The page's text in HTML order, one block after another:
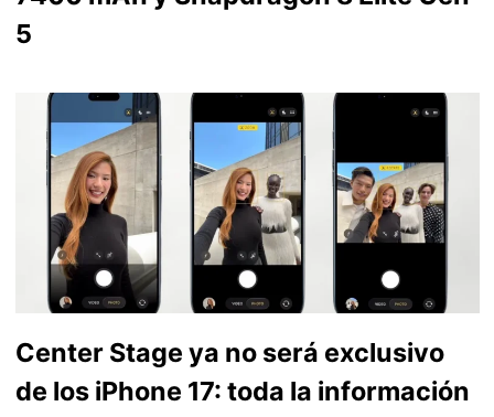
5
Center Stage ya no será exclusivo
de los iPhone 17: toda la información